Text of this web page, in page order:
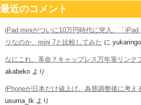
最近のコメント
iPad miniがついに10万円時代に突入。「
リなのか、mini 7と比較してみた に
なにこれ、革命？キャップレス万年筆リンク
akabeko より
iPhoneが日本だけ値上げ。為替調整後に考え
usuma_tk より